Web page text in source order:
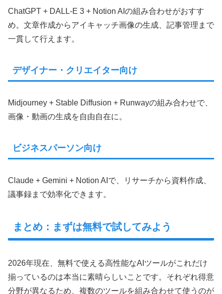
ChatGPT + DALL-E 3 + Notion AIの組み合わせがおすす
め。文章作成からアイキャッチ画像の生成、記事管理まで
一貫して行えます。
デザイナー・クリエイター向け
Midjourney + Stable Diffusion + Runwayの組み合わせで、
画像・動画の生成を自由自在に。
ビジネスパーソン向け
Claude + Gemini + Notion AIで、リサーチから資料作成、
議事録まで効率化できます。
まとめ：まずは無料で試してみよう
2026年現在、無料で使える高性能なAIツールがこれだけ
揃っているのは本当に素晴らしいことです。それぞれ得意
分野が異なるため、複数のツールを組み合わせて使うのが